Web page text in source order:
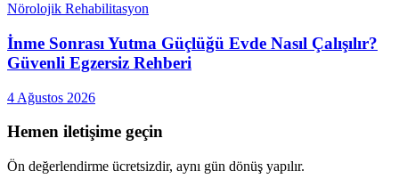
Nörolojik Rehabilitasyon
İnme Sonrası Yutma Güçlüğü Evde Nasıl Çalışılır?
Güvenli Egzersiz Rehberi
4 Ağustos 2026
Hemen iletişime geçin
Ön değerlendirme ücretsizdir, aynı gün dönüş yapılır.